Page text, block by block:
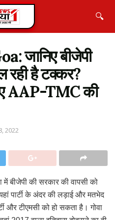
🔍
जानिए बीजेपी
रही है टक्कर?
AAP-TMC की
2022
में बीजेपी की सरकार की वापसी को
पार्टी के अंदर की लड़ाई और मतभेद
और टीएमसी को हो सकता है। गोवा